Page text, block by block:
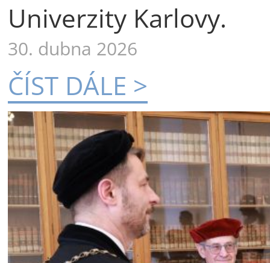
Univerzity Karlovy.
30. dubna 2026
ČÍST DÁLE >